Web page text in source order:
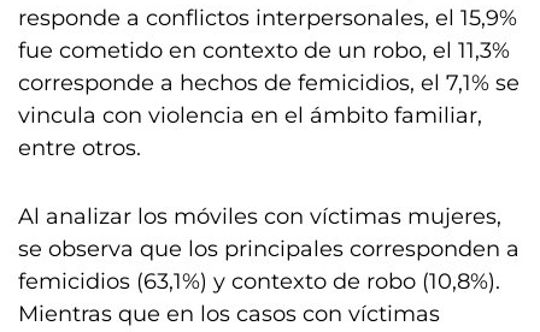
responde a conflictos interpersonales, el 15,9%
fue cometido en contexto de un robo, el 11,3%
corresponde a hechos de femicidios, el 7,1% se
vincula con violencia en el ámbito familiar,
entre otros.
Al analizar los móviles con víctimas mujeres,
se observa que los principales corresponden a
femicidios (63,1%) y contexto de robo (10,8%).
Mientras que en los casos con víctimas